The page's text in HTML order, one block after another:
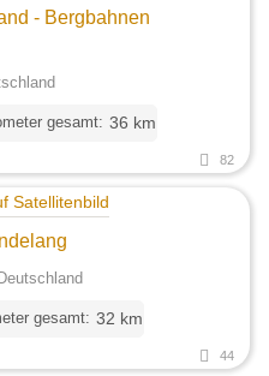
- Bergbahnen
gesamt: 36 km
82
gesamt: 32 km
44